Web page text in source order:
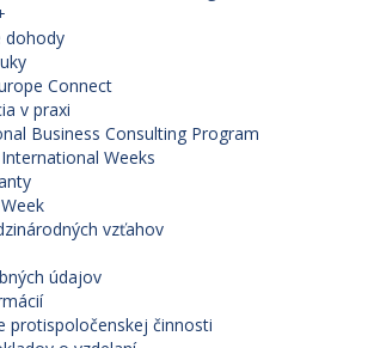
dohody
Connect
v praxi
Business Consulting Program
Weeks
vzťahov
údajov
protispoločenskej činnosti